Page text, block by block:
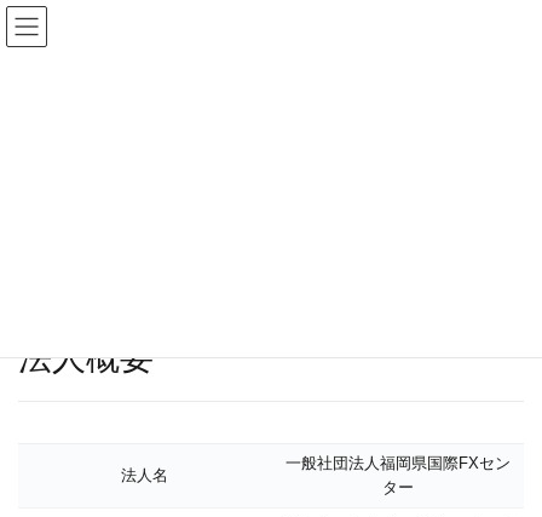
法人概要
法人名
一般社団法人福岡県国際FXセン
ター